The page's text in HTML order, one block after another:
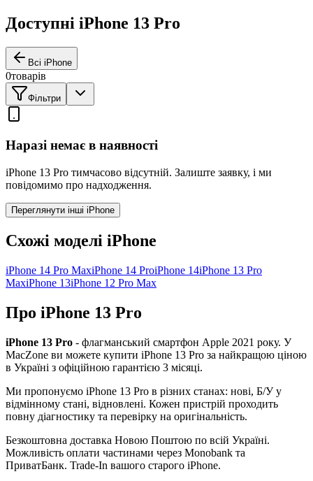
Доступні iPhone 13 Pro
Всі iPhone
0товарів
Фільтри
Наразі немає в наявності
iPhone 13 Pro тимчасово відсутній. Залиште заявку, і ми
повідомимо про надходження.
Переглянути інші iPhone
Схожі моделі iPhone
iPhone 14 Pro MaxiPhone 14 ProiPhone 14iPhone 13 Pro
MaxiPhone 13iPhone 12 Pro Max
Про iPhone 13 Pro
iPhone 13 Pro - флагманський смартфон Apple 2021 року. У
MacZone ви можете купити iPhone 13 Pro за найкращою ціною
в Україні з офіційною гарантією 3 місяці.
Ми пропонуємо iPhone 13 Pro в різних станах: нові, Б/У у
відмінному стані, відновлені. Кожен пристрій проходить
повну діагностику та перевірку на оригінальність.
Безкоштовна доставка Новою Поштою по всій Україні.
Можливість оплати частинами через Monobank та
ПриватБанк. Trade-In вашого старого iPhone.